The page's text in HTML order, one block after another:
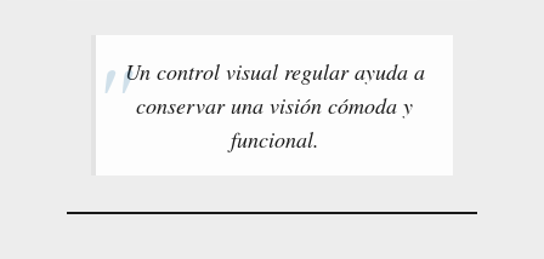
Un control visual regular ayuda a
conservar una visión cómoda y
funcional.